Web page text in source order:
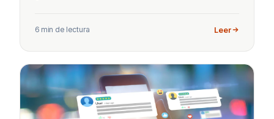
6 min de lectura Leer